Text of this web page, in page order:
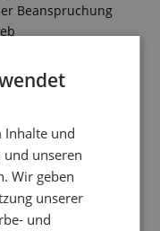
Beanspruchung
Lebensdauer und
und
in:
Inhalte und
und unseren
Wir geben
unserer
und